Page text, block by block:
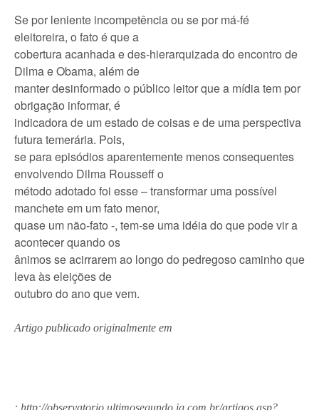
Se por leniente incompetência ou se por má-fé
eleitoreira, o fato é que a
cobertura acanhada e des-hierarquizada do encontro de
Dilma e Obama, além de
manter desinformado o público leitor que a mídia tem por
obrigação informar, é
indicadora de um estado de coisas e de uma perspectiva
futura temerária. Pois,
se para episódios aparentemente menos consequentes
envolvendo Dilma Rousseff o
método adotado foi esse – transformar uma possível
manchete em um fato menor,
quase um não-fato -, tem-se uma idéia do que pode vir a
acontecer quando os
ânimos se acirrarem ao longo do pedregoso caminho que
leva às eleições de
outubro do ano que vem.
Artigo publicado originalmente em
: http://observatorio.ultimosegundo.ig.com.br/artigos.asp?